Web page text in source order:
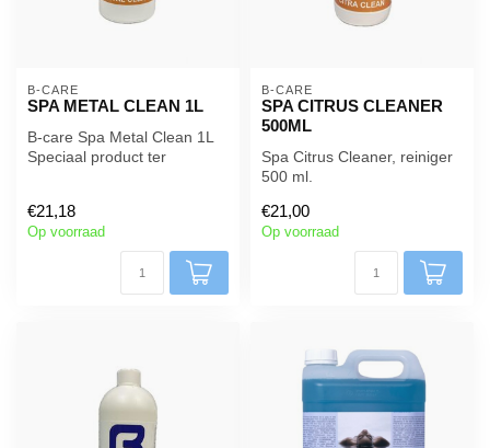
B-CARE
SPA METAL CLEAN 1L
B-care Spa Metal Clean 1L
Speciaal product ter
€21,18
Op voorraad
B-CARE
SPA CITRUS CLEANER
500ML
Spa Citrus Cleaner, reiniger
500 ml.
natuurlijke reinigin...
€21,00
Op voorraad